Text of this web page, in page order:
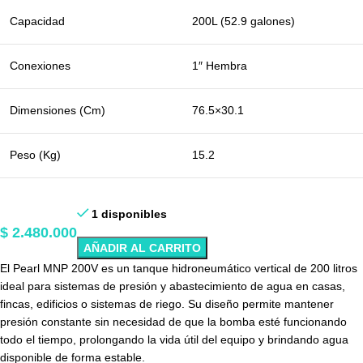
Capacidad 200L (52.9 galones)
Conexiones 1″ Hembra
Dimensiones (Cm) 76.5×30.1
Peso (Kg) 15.2
$ 2.480.000
1 disponibles
AÑADIR AL CARRITO
El Pearl MNP 200V es un tanque hidroneumático vertical de 200 litros
ideal para sistemas de presión y abastecimiento de agua en casas,
fincas, edificios o sistemas de riego. Su diseño permite mantener
presión constante sin necesidad de que la bomba esté funcionando
todo el tiempo, prolongando la vida útil del equipo y brindando agua
disponible de forma estable.